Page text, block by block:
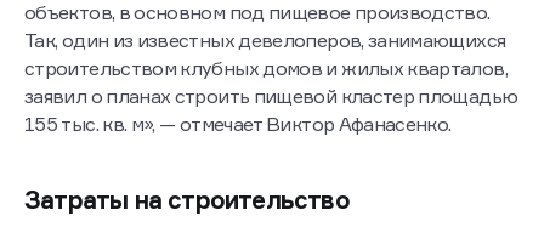
«Анонсируется большое количество промышленных
объектов, в основном под пищевое производство.
Так, один из известных девелоперов, занимающихся
строительством клубных домов и жилых кварталов,
заявил о планах строить пищевой кластер площадью